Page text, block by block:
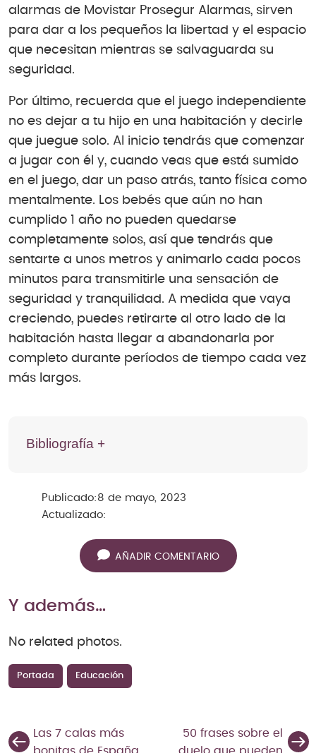
alarmas de Movistar Prosegur Alarmas, sirven
para dar a los pequeños la libertad y el espacio
que necesitan mientras se salvaguarda su
seguridad.
Por último, recuerda que el juego independiente
no es dejar a tu hijo en una habitación y decirle
que juegue solo. Al inicio tendrás que comenzar
a jugar con él y, cuando veas que está sumido
en el juego, dar un paso atrás, tanto física como
mentalmente. Los bebés que aún no han
cumplido 1 año no pueden quedarse
completamente solos, así que tendrás que
sentarte a unos metros y animarlo cada pocos
minutos para transmitirle una sensación de
seguridad y tranquilidad. A medida que vaya
creciendo, puedes retirarte al otro lado de la
habitación hasta llegar a abandonarla por
completo durante períodos de tiempo cada vez
más largos.
Bibliografía +
Publicado: 8 de mayo, 2023
Actualizado:
AÑADIR COMENTARIO
Y además…
No related photos.
Portada Educación
Las 7 calas más
50 frases sobre el